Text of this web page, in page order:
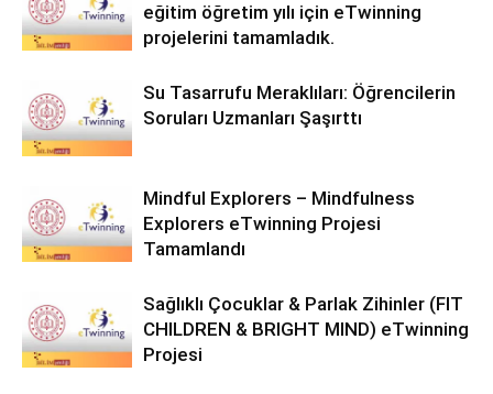
eğitim öğretim yılı için eTwinning
projelerini tamamladık.
Su Tasarrufu Meraklıları: Öğrencilerin
Soruları Uzmanları Şaşırttı
Mindful Explorers – Mindfulness
Explorers eTwinning Projesi
Tamamlandı
Sağlıklı Çocuklar & Parlak Zihinler (FIT
CHILDREN & BRIGHT MIND) eTwinning
Projesi